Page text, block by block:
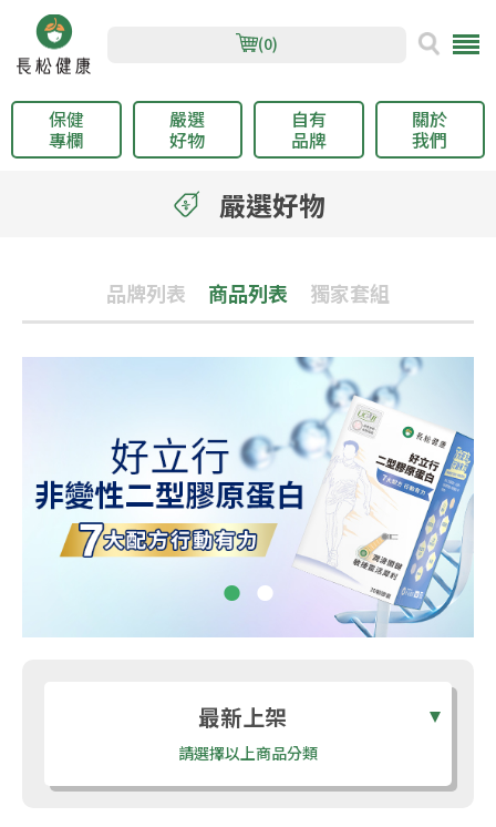
(0)
保健
專欄
嚴選
好物
自有
品牌
關於
我們
嚴選好物
品牌列表 商品列表 獨家套組
最新上架
請選擇以上商品分類